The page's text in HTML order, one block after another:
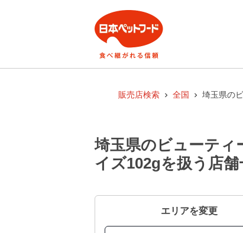
販売店検索 全国 埼玉県の
埼玉県のビューティ
イズ102gを扱う店舗
エリアを変更